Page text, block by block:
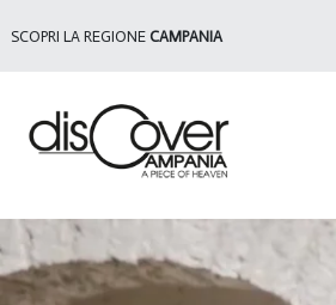
SCOPRI LA REGIONE CAMPANIA